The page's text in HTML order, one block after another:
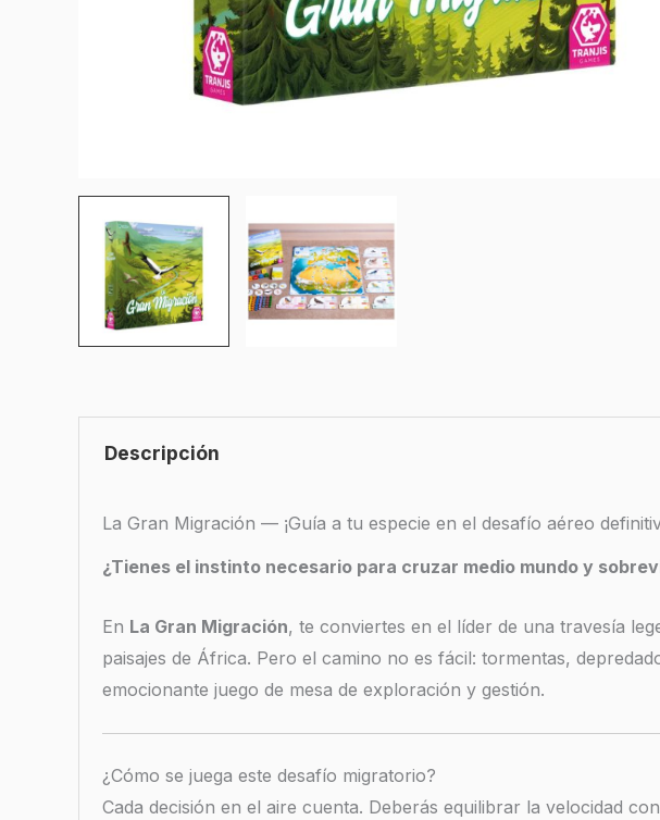
Descripción
La Gran Migración — ¡Guía a tu especie en el desafío aéreo
¿Tienes el instinto necesario para cruzar medio mundo y
En La Gran Migración, te conviertes en el líder de una travesía
paisajes de África. Pero el camino no es fácil: tormentas,
emocionante juego de mesa de exploración y gestión.
¿Cómo se juega este desafío migratorio?
Cada decisión en el aire cuenta. Deberás equilibrar la velocidad